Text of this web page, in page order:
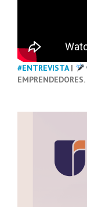
#ENTREVISTA|